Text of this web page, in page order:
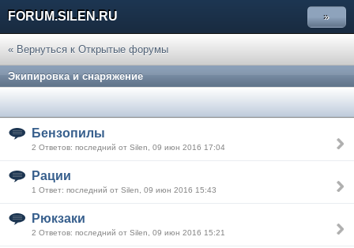
FORUM.SILEN.RU »
« Вернуться к Открытые форумы
Экипировка и снаряжение
Бензопилы
2 Ответов: последний от Silen, 09 июн 2016 17:04
Рации
1 Ответ: последний от Silen, 09 июн 2016 15:43
Рюкзаки
2 Ответов: последний от Silen, 09 июн 2016 15:21